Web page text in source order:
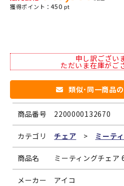
450
申し訳ござい
ただいま在庫がご
類似･同一商品
商品番号 2200000132670
カテゴリ チェア > ミーテ
商品名 ミーティングチェア
メーカー アイコ